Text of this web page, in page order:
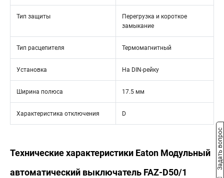
Тип защиты
Перегрузка и короткое
замыкание
Тип расцепителя Термомагнитный
Установка На DIN-рейку
Ширина полюса 17.5 мм
Характеристика отключения D
Технические характеристики Eaton Модульный
автоматический выключатель FAZ-D50/1
Задать вопрос